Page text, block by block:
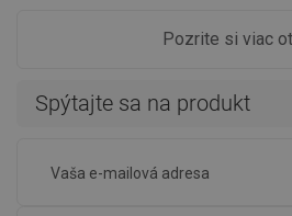
Pozrite si viac
Spýtajte sa na produkt